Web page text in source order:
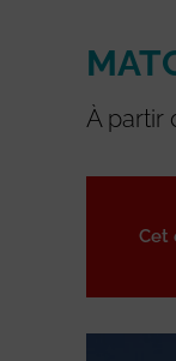
À partir
Cet